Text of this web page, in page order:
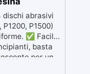
dischi abrasivi
P1200, P1500)
✅ Facile
basta
per un